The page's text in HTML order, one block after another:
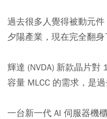
過去很多人覺得被動元
夕陽產業，現在完全翻身
輝達 (NVDA) 新款晶片
容量 MLCC 的需求，是過
一台新一代 AI 伺服器機